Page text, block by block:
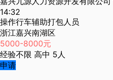
14:32
操作行车辅助打包人员
浙江嘉兴南湖区
5000-8000元
经验不限 高中 5人
申请